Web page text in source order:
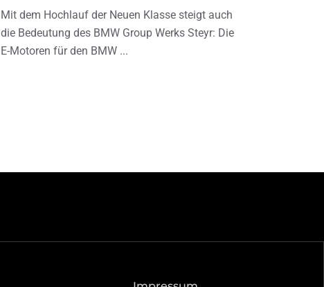
Mit dem Hochlauf der Neuen Klasse steigt auch
die Bedeutung des BMW Group Werks Steyr: Die
E-Motoren für den BMW